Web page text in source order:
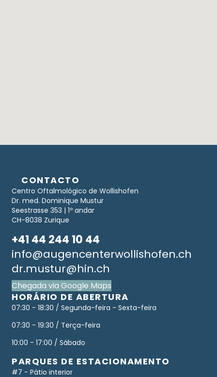
CONTACTO
Centro Oftalmológico de Wollishofen
Dr. med. Dominique Mustur
Seestrasse 353 | 1º andar
CH-8038 Zurique
+41 44 244 10 44
info@augencenterwollishofen.ch
dr.mustur@hin.ch
Chegada via Google Maps
HORÁRIO DE ABERTURA
07:30 - 18:30 / Segunda-feira - Sexta-feira
07:30 - 19:30 / Terça-feira
10:00 - 17:00 / Sábado
PARQUES DE ESTACIONAMENTO
#7 - Pátio interior